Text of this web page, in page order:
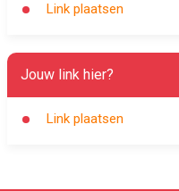
Link plaatsen
Jouw link hier?
Link plaatsen